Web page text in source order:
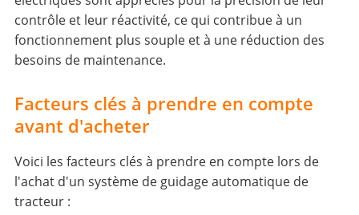
contrôle et leur réactivité, ce qui contribue à un
fonctionnement plus souple et à une réduction des
besoins de maintenance.
Facteurs clés à prendre en compte
avant d'acheter
Voici les facteurs clés à prendre en compte lors de
l'achat d'un système de guidage automatique de
tracteur :